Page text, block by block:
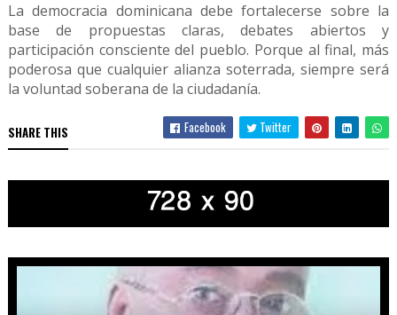
La democracia dominicana debe fortalecerse sobre la
base de propuestas claras, debates abiertos y
participación consciente del pueblo. Porque al final, más
poderosa que cualquier alianza soterrada, siempre será
la voluntad soberana de la ciudadanía.
SHARE THIS Facebook Twitter